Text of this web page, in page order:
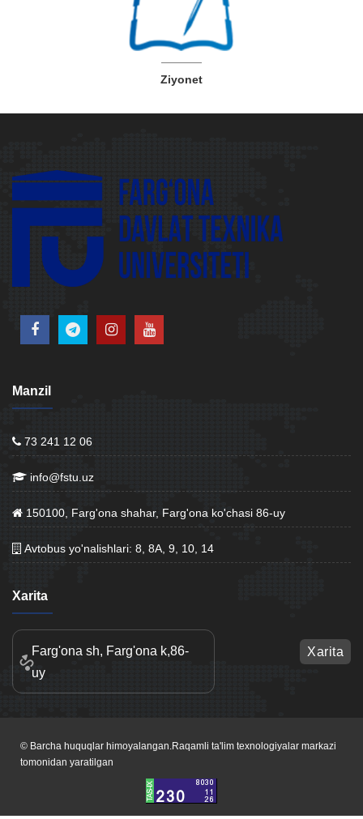
Ziyonet
Manzil
73 241 12 06
info@fstu.uz
150100, Farg'ona shahar, Farg'ona ko'chasi 86-uy
Avtobus yo'nalishlari: 8, 8A, 9, 10, 14
Xarita
Farg'ona sh, Farg'ona k,86-
uy
Xarita
© Barcha huquqlar himoyalangan.Raqamli ta'lim texnologiyalar markazi
tomonidan yaratilgan